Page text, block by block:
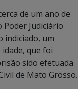
de um ano de
Judiciário
indiciado, um
que foi
sido efetuada
de Mato Grosso.